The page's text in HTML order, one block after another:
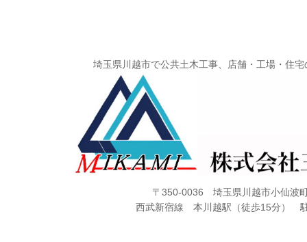
埼玉県川越市で公共土木工事、店舗・工場・住
〒350-0036 埼玉県川越市小仙波
西武新宿線 本川越駅（徒歩15分）